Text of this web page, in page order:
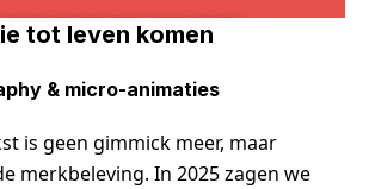
tot leven komen
& micro-animaties
is geen gimmick meer, maar
merkbeleving. In 2025 zagen we